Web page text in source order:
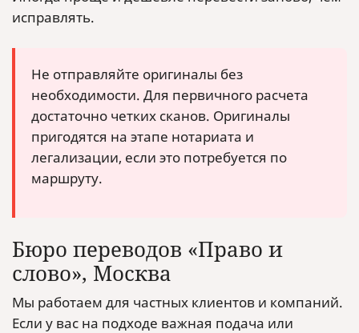
исправлять.
Не отправляйте оригиналы без
необходимости. Для первичного расчета
достаточно четких сканов. Оригиналы
пригодятся на этапе нотариата и
легализации, если это потребуется по
маршруту.
Бюро переводов «Право и
слово», Москва
Мы работаем для частных клиентов и компаний.
Если у вас на подходе важная подача или